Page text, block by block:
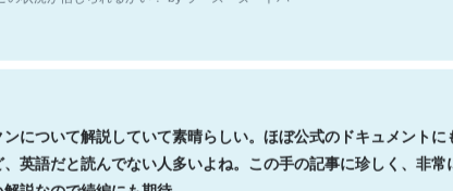
ンについて解説していて素晴らしい。ほぼ公式のドキュメントに
、英語だと読んでない人多いよね。この手の記事に珍しく、非常
解説なので続編にも期待。